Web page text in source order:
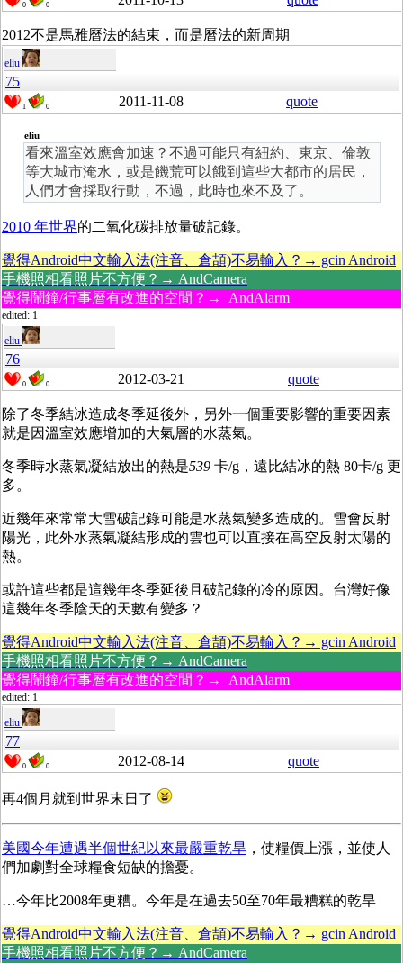
0 0
2012不是馬雅曆法的結束，而是曆法的新周期
eliu
75
1 0 2011-11-08 quote
eliu
看來溫室效應會加速？不過可能只有紐約、東京、倫敦
等大城市淹水，或是饑荒可以餓到這些大都市的居民，
人們才會採取行動，不過，此時也來不及了。
2010 年世界的二氧化碳排放量破記錄。
覺得Android中文輸入法(注音、倉頡)不易輸入？→ gcin Android
手機照相看照片不方便？→ AndCamera
覺得鬧鐘/行事曆有改進的空間？→ AndAlarm
edited: 1
eliu
76
0 0 2012-03-21 quote
除了冬季結冰造成冬季延後外，另外一個重要影響的重要因素
就是因溫室效應增加的大氣層的水蒸氣。
冬季時水蒸氣凝結放出的熱是539 卡/g，遠比結冰的熱 80卡/g 更
多。
近幾年來常常大雪破記錄可能是水蒸氣變多造成的。雪會反射
陽光，此外水蒸氣凝結形成的雲也可以直接在高空反射太陽的
熱。
或許這些都是這幾年冬季延後且破記錄的冷的原因。台灣好像
這幾年冬季陰天的天數有變多？
覺得Android中文輸入法(注音、倉頡)不易輸入？→ gcin Android
手機照相看照片不方便？→ AndCamera
覺得鬧鐘/行事曆有改進的空間？→ AndAlarm
edited: 1
eliu
77
0 0 2012-08-14 quote
再4個月就到世界末日了
美國今年遭遇半個世紀以來最嚴重乾旱 ，使糧價上漲，並使人
們加劇對全球糧食短缺的擔憂。
…今年比2008年更糟。今年是在過去50至70年最糟糕的乾旱
覺得Android中文輸入法(注音、倉頡)不易輸入？→ gcin Android
手機照相看照片不方便？→ AndCamera